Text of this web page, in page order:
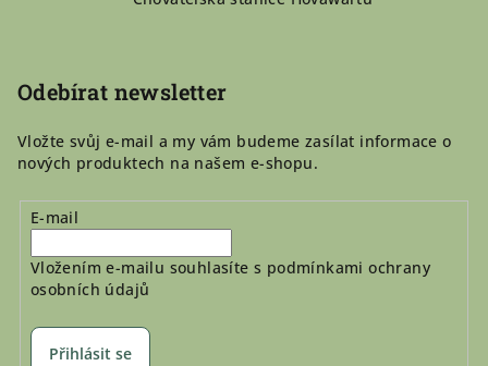
Odebírat newsletter
Vložte svůj e-mail a my vám budeme zasílat informace o
nových produktech na našem e-shopu.
E-mail
Vložením e-mailu souhlasíte s podmínkami ochrany
osobních údajů
Přihlásit se